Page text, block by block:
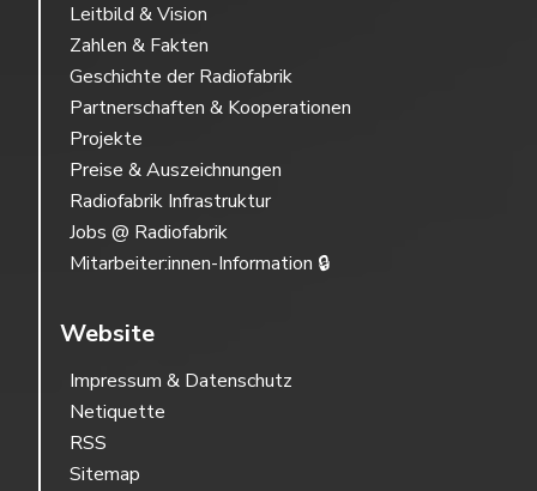
Leitbild & Vision
Zahlen & Fakten
Geschichte der Radiofabrik
Partnerschaften & Kooperationen
Projekte
Preise & Auszeichnungen
Radiofabrik Infrastruktur
Jobs @ Radiofabrik
Mitarbeiter:innen-Information 🔒
Website
Impressum & Datenschutz
Netiquette
RSS
Sitemap